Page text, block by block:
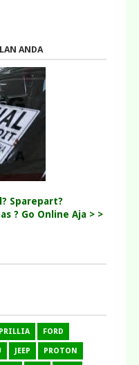
ANDA
Sparepart?
? Go Online Aja > >
FORD
JEEP PROTON